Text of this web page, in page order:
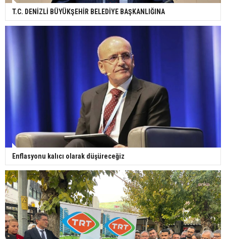
T.C. DENİZLİ BÜYÜKŞEHİR BELEDİYE BAŞKANLIĞINA
Enflasyonu kalıcı olarak düşüreceğiz